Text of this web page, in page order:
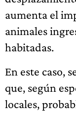
aumenta el
animales
habitadas.
En este caso,
que, según
locales,